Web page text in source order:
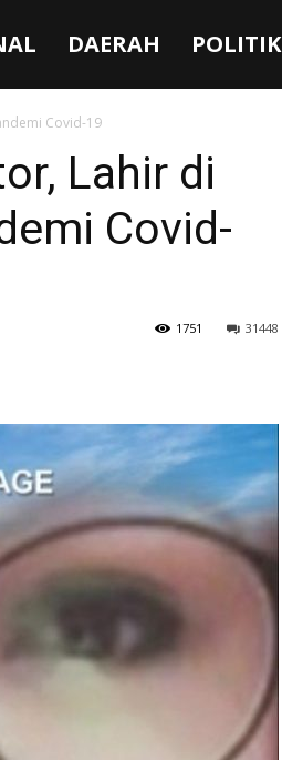
DAERAH POLITIK
Covid-19
Lahir di
Covid-
31448
1751